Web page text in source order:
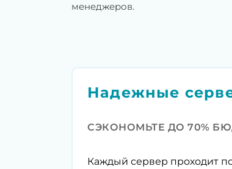
менеджеров.
Надежные
СЭКОНОМЬТЕ ДО 70%
Каждый сервер проходит